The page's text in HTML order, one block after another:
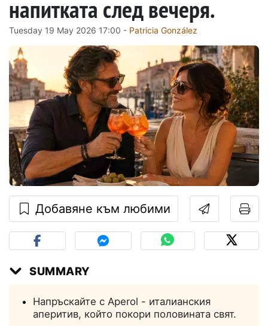
напитката след вечеря.
Tuesday 19 May 2026 17:00 - Patricia González
Добавяне към любими
SUMMARY
Напръскайте с Aperol - италианския
аперитив, който покори половината свят.